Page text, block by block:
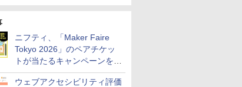
ニフティ、「Maker Faire
Tokyo 2026」のペアチケッ
トが当たるキャンペーンをX
で実施。8月16日まで
ウェブアクセシビリティ評価